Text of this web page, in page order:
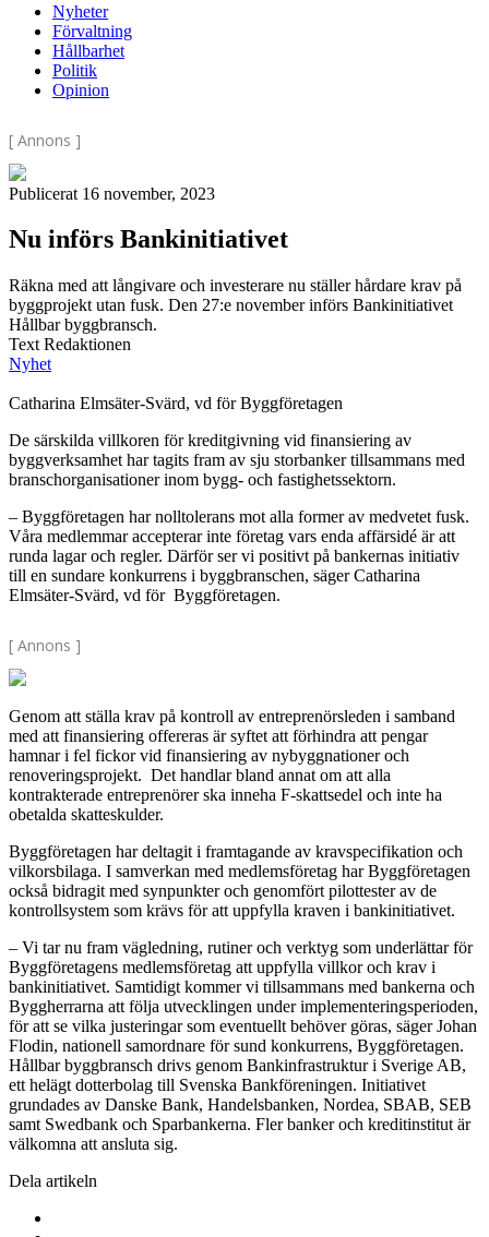
Nyheter
Förvaltning
Hållbarhet
Politik
Opinion
[ Annons ]
Publicerat 16 november, 2023
Nu införs Bankinitiativet
Räkna med att långivare och investerare nu ställer hårdare krav på
byggprojekt utan fusk. Den 27:e november införs Bankinitiativet
Hållbar byggbransch.
Text Redaktionen
Nyhet
Catharina Elmsäter-Svärd, vd för Byggföretagen
De särskilda villkoren för kreditgivning vid finansiering av
byggverksamhet har tagits fram av sju storbanker tillsammans med
branschorganisationer inom bygg- och fastighetssektorn.
– Byggföretagen har nolltolerans mot alla former av medvetet fusk.
Våra medlemmar accepterar inte företag vars enda affärsidé är att
runda lagar och regler. Därför ser vi positivt på bankernas initiativ
till en sundare konkurrens i byggbranschen, säger Catharina
Elmsäter-Svärd, vd för Byggföretagen.
[ Annons ]
Genom att ställa krav på kontroll av entreprenörsleden i samband
med att finansiering offereras är syftet att förhindra att pengar
hamnar i fel fickor vid finansiering av nybyggnationer och
renoveringsprojekt. Det handlar bland annat om att alla
kontrakterade entreprenörer ska inneha F-skattsedel och inte ha
obetalda skatteskulder.
Byggföretagen har deltagit i framtagande av kravspecifikation och
vilkorsbilaga. I samverkan med medlemsföretag har Byggföretagen
också bidragit med synpunkter och genomfört pilottester av de
kontrollsystem som krävs för att uppfylla kraven i bankinitiativet.
– Vi tar nu fram vägledning, rutiner och verktyg som underlättar för
Byggföretagens medlemsföretag att uppfylla villkor och krav i
bankinitiativet. Samtidigt kommer vi tillsammans med bankerna och
Byggherrarna att följa utvecklingen under implementeringsperioden,
för att se vilka justeringar som eventuellt behöver göras, säger Johan
Flodin, nationell samordnare för sund konkurrens, Byggföretagen.
Hållbar byggbransch drivs genom Bankinfrastruktur i Sverige AB,
ett helägt dotterbolag till Svenska Bankföreningen. Initiativet
grundades av Danske Bank, Handelsbanken, Nordea, SBAB, SEB
samt Swedbank och Sparbankerna. Fler banker och kreditinstitut är
välkomna att ansluta sig.
Dela artikeln